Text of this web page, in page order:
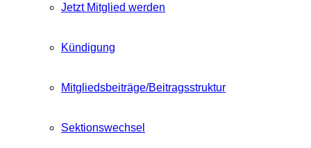
Beitragsformular
Jetzt Mitglied werden
Kündigung
Mitgliedsbeiträge/Beitragsstruktur
Sektionswechsel